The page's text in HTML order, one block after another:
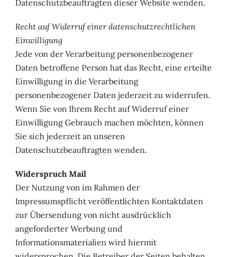
Datenschutzbeauftragten dieser Website wenden.
Recht auf Widerruf einer datenschutzrechtlichen
Einwilligung
Jede von der Verarbeitung personenbezogener
Daten betroffene Person hat das Recht, eine erteilte
Einwilligung in die Verarbeitung
personenbezogener Daten jederzeit zu widerrufen.
Wenn Sie von Ihrem Recht auf Widerruf einer
Einwilligung Gebrauch machen möchten, können
Sie sich jederzeit an unseren
Datenschutzbeauftragten wenden.
Widerspruch Mail
Der Nutzung von im Rahmen der
Impressumspflicht veröffentlichten Kontaktdaten
zur Übersendung von nicht ausdrücklich
angeforderter Werbung und
Informationsmaterialien wird hiermit